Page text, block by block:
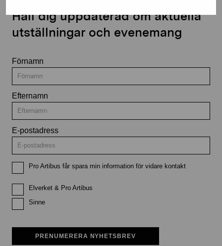
Håll dig uppdaterad om aktuella
utställningar och evenemang
Förnamn
Efternamn
E-postadress
Pro Artibus får spara min information för vidare kontakt
Elverket & Pro Artibus
Sinne
PRENUMERERA NYHETSBREV